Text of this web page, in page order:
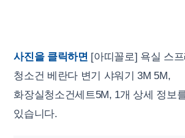
사진을 클릭하면 [아띠꼴로] 욕실 스
청소건 베란다 변기 샤워기 3M 5M,
화장실청소건세트5M, 1개 상세 정보
있습니다.